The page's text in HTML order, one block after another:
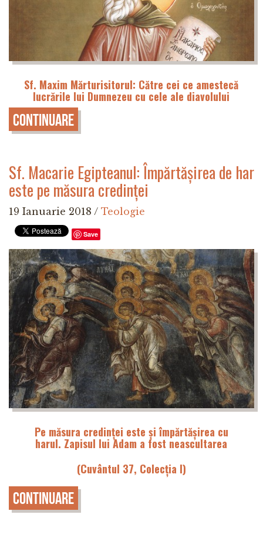
Sf. Maxim Mărturisitorul: Către cei ce amestecă
lucrările lui Dumnezeu cu cele ale diavolului
Continuare
Sf. Macarie Egipteanul: Împărtășirea de har
este pe măsura credinței
19 Ianuarie 2018 / Teologie
Save
Pe măsura credinței este și împărtășirea cu
harul. Zapisul lui Adam a fost neascultarea
(Cuvântul 37, Colecția I)
Continuare